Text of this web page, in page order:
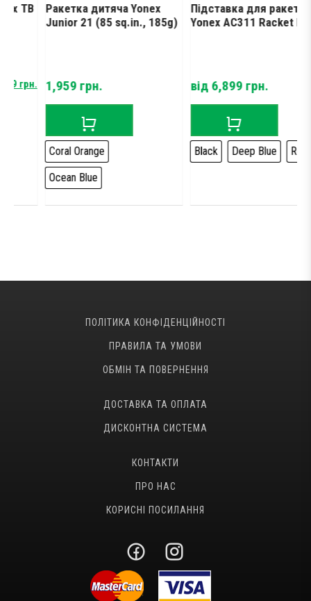
Ракетка дитяча Yonex
Junior 21 (85 sq.in., 185g)
1,959грн.
Coral Orange
Ocean Blue
Підставка для ракеток
Yonex AC311 Racket Rack
від6,899грн.
Black Deep Blue Red
ПОЛІТИКА КОНФІДЕНЦІЙНОСТІ
ПРАВИЛА ТА УМОВИ
ОБМІН ТА ПОВЕРНЕННЯ
ДОСТАВКА ТА ОПЛАТА
ДИСКОНТНА СИСТЕМА
КОНТАКТИ
ПРО НАС
КОРИСНІ ПОСИЛАННЯ